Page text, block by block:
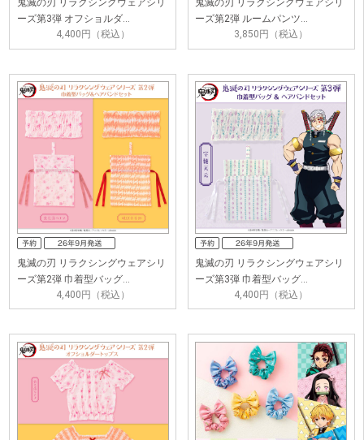
鬼滅の刃 リラクシングウェアシリ
ーズ第3弾 オフショルダ…
4,400円（税込）
鬼滅の刃 リラクシングウェアシリ
ーズ第2弾 ルームパンツ…
3,850円（税込）
鬼滅の刃 リラクシングウェアシリ
ーズ第2弾 巾着型バッグ…
4,400円（税込）
鬼滅の刃 リラクシングウェアシリ
ーズ第3弾 巾着型バッグ…
4,400円（税込）